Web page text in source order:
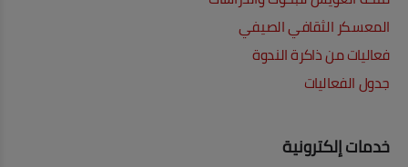
المعسكر الثقافي الصيفي
فعاليات من ذاكرة الندوة
جدول الفعاليات
خدمات إلكترونية